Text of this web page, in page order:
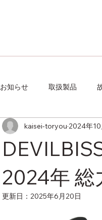
お知らせ 取扱製品
2024年 総
kaisei-toryou 2024年
更新日： 2025年6月20日